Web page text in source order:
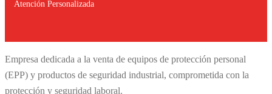
Atención Personalizada
Empresa dedicada a la venta de equipos de protección personal
(EPP) y productos de seguridad industrial, comprometida con la
protección y seguridad laboral.